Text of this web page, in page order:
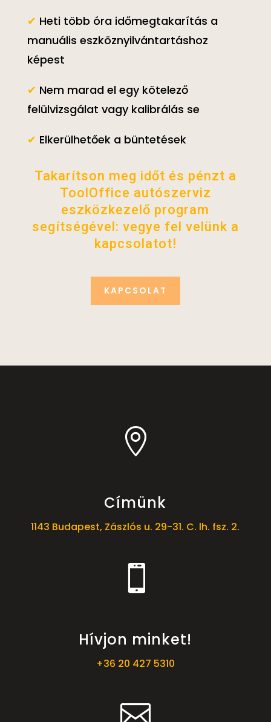
✔ Heti több óra időmegtakarítás a
manuális eszköznyilvántartáshoz
képest
✔ Nem marad el egy kötelező
felülvizsgálat vagy kalibrálás se
✔ Elkerülhetőek a büntetések
Takarítson meg időt és pénzt a
ToolOffice autószerviz
eszközkezelő program
segítségével: vegye fel velünk a
kapcsolatot!
KAPCSOLAT

Címünk
1143 Budapest, Zászlós u. 29-31. C. lh. fsz. 2.

Hívjon minket!
+36 20 427 5310
